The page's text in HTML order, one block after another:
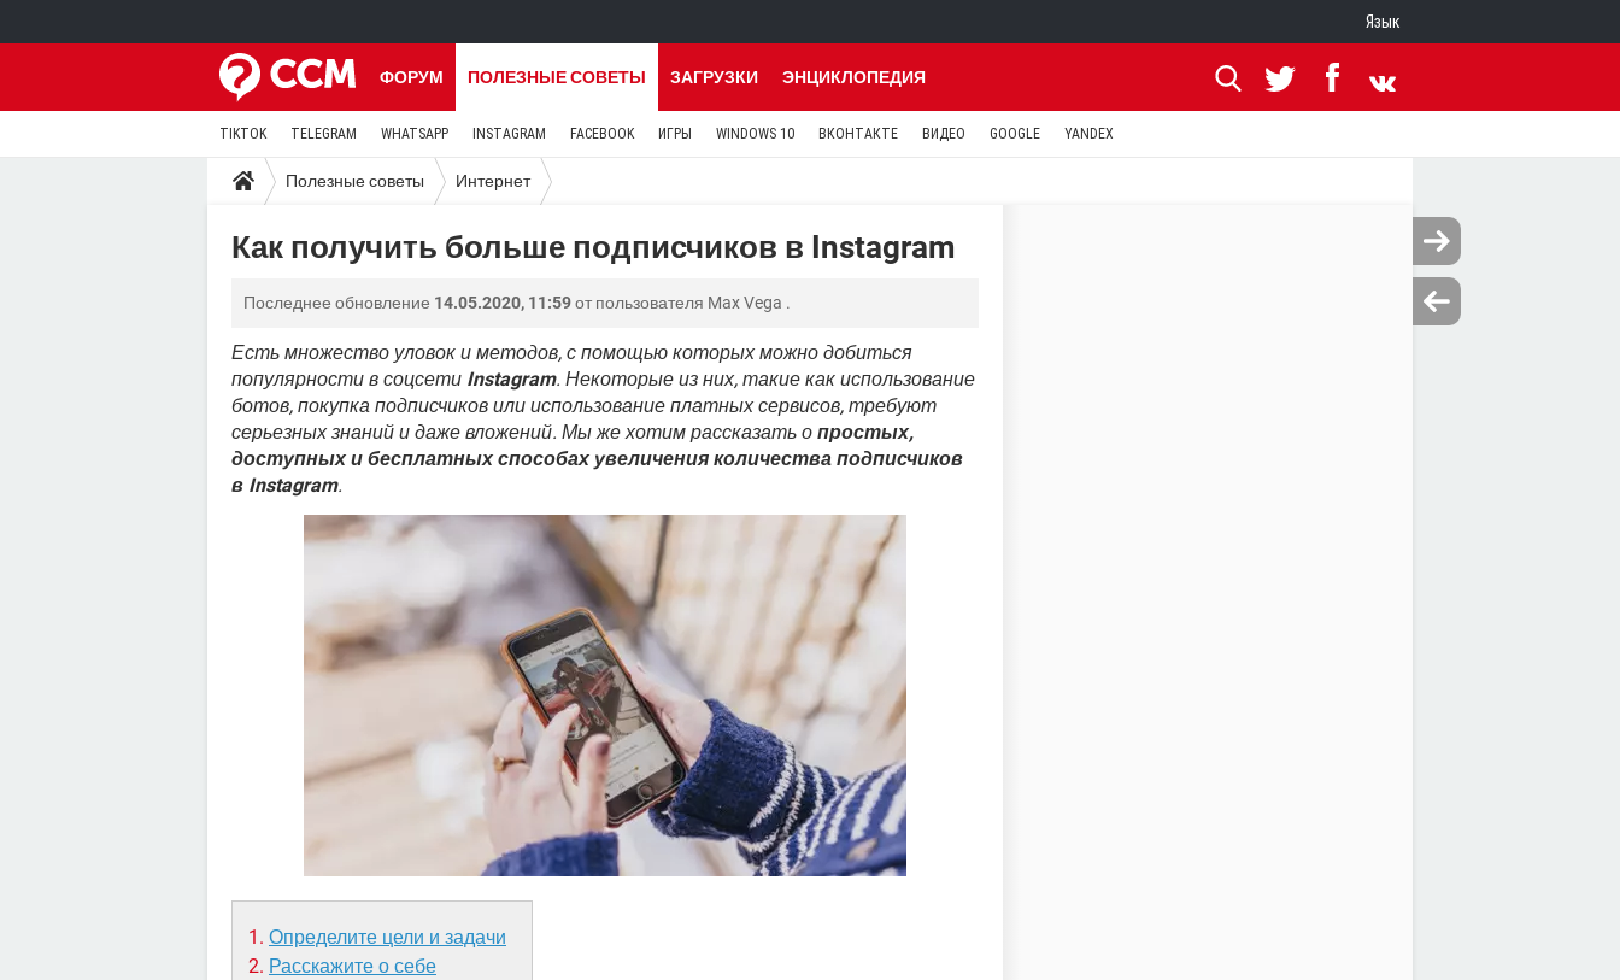
Язык
ФОРУМ ПОЛЕЗНЫЕ СОВЕТЫ ЗАГРУЗКИ ЭНЦИКЛОПЕДИЯ
TIKTOK TELEGRAM WHATSAPP INSTAGRAM FACEBOOK ИГРЫ WINDOWS 10 ВКОНТАКТЕ ВИДЕО GOOGLE YANDEX
Полезные советы Интернет
Как получить больше подписчиков в Instagram
Последнее обновление 14.05.2020, 11:59от пользователя Max Vega .
Есть множество уловок и методов, с помощью которых можно добиться
популярности в соцсети Instagram. Некоторые из них, такие как использование
ботов, покупка подписчиков или использование платных сервисов, требуют
серьезных знаний и даже вложений. Мы же хотим рассказать о простых,
доступных и бесплатных способах увеличения количества подписчиков
в Instagram.
Определите цели и задачи
Расскажите о себе